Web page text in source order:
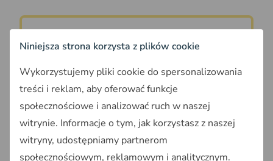
Przykład praktyczny:
31 dniach miesiąca, miesięczne odsetki wyniosą
764 zł.
Sposób obliczania raty przy różnych
systemach spłaty
Niniejsza strona korzysta z plików cookie
Wykorzystujemy pliki cookie do spersonalizowania
treści i reklam, aby oferować funkcje
społecznościowe i analizować ruch w naszej
witrynie. Informacje o tym, jak korzystasz z naszej
witryny, udostępniamy partnerom
społecznościowym, reklamowym i analitycznym.